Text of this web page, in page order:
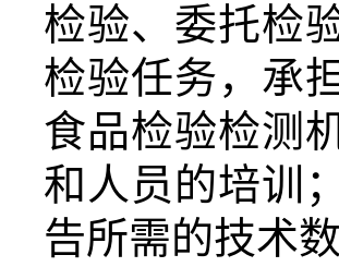
检验、委托检
检验任务，承
食品检验检测
和人员的培训
告所需的技术